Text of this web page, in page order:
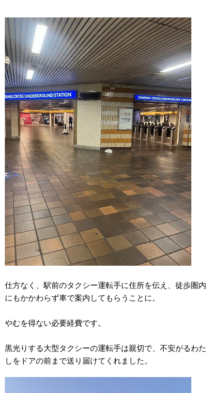
仕方なく、駅前のタクシー運転手に住所を伝え、徒歩圏内
にもかかわらず車で案内してもらうことに。
やむを得ない必要経費です。
黒光りする大型タクシーの運転手は親切で、不安がるわた
しをドアの前まで送り届けてくれました。